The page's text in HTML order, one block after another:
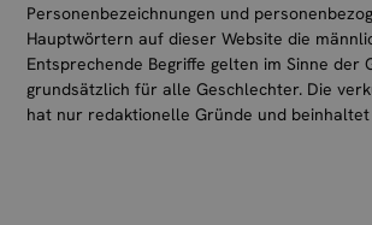
daraus für die Zukunft gewonnenen
kommen wir gemeinsam weiter.
Personenbezeichnungen und
Hauptwörtern auf dieser Website die
Entsprechende Begriffe gelten im Sinne der
grundsätzlich für alle Geschlechter. Die
hat nur redaktionelle Gründe und beinhaltet